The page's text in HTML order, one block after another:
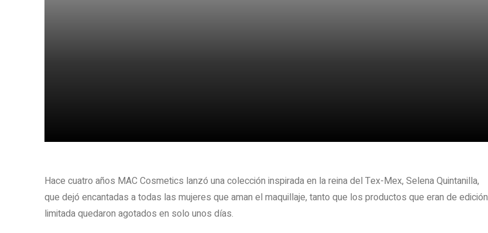
Hace cuatro años MAC Cosmetics lanzó una colección inspirada en la reina del Tex-Mex, Selena Quintanilla,
que dejó encantadas a todas las mujeres que aman el maquillaje, tanto que los productos que eran de edición
limitada quedaron agotados en solo unos días.